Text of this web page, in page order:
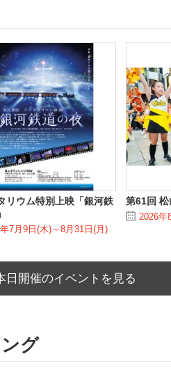
リウム特別上映「銀河鉄
7月9日(木)～8月31日(月)
第61回 松
2026年
日開催のイベントを見る
グ